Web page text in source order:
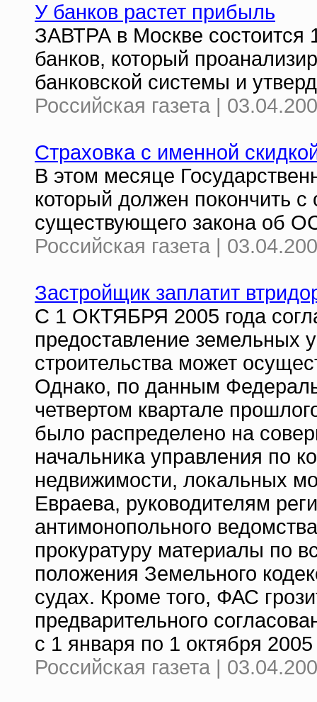
У банков растет прибыль
ЗАВТРА в Москве состоится
банков, который
банковской системы и
Российская газета |
Страховка с именной
В этом месяце
который должен покончить
существующего закона об
Российская газета |
Застройщик заплатит
С 1 ОКТЯБРЯ 2005 года
предоставление земельных
строительства может
Однако, по данным
четвертом квартале
было распределено на
начальника управления по
недвижимости, локальных
Евраева, руководителям
антимонопольного
прокуратуру материалы по
положения Земельного
судах. Кроме того, ФАС
предварительного
с 1 января по 1 октября 2005
Российская газета |